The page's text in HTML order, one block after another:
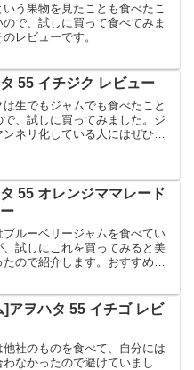
いう果物を見たことも食べたこ
ので、試しに買って食べてみま
レビューです。
55 イチジク レビュー
は生でもジャムでも食べたこと
で、試しに買ってみました。ジ
ンネリ化している人にはぜひお
55 オレンジママレード
ブルーベリージャムを食べてい
、試しにこれを買ってみると美
ので紹介します。おすすめで
]アヲハタ 55 イチゴ レビ
他社のものを食べて、自分には
わなかったので避けていまし